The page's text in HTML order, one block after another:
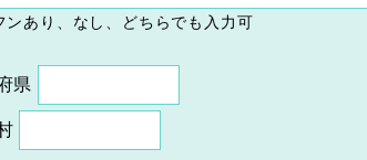
ンあり、なし、どちらでも入力可
県